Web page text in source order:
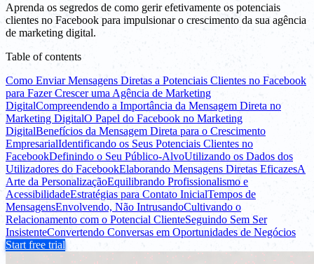
Aprenda os segredos de como gerir efetivamente os potenciais
clientes no Facebook para impulsionar o crescimento da sua agência
de marketing digital.
Table of contents
Como Enviar Mensagens Diretas a Potenciais Clientes no Facebook
para Fazer Crescer uma Agência de Marketing
DigitalCompreendendo a Importância da Mensagem Direta no
Marketing DigitalO Papel do Facebook no Marketing
DigitalBenefícios da Mensagem Direta para o Crescimento
EmpresarialIdentificando os Seus Potenciais Clientes no
FacebookDefinindo o Seu Público-AlvoUtilizando os Dados dos
Utilizadores do FacebookElaborando Mensagens Diretas EficazesA
Arte da PersonalizaçãoEquilibrando Profissionalismo e
AcessibilidadeEstratégias para Contato InicialTempos de
MensagensEnvolvendo, Não IntrusandoCultivando o
Relacionamento com o Potencial ClienteSeguindo Sem Ser
InsistenteConvertendo Conversas em Oportunidades de Negócios
Start free trial